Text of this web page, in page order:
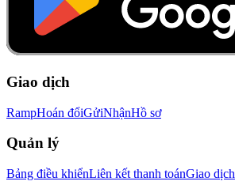
Giao dịch
RampHoán đổiGửiNhậnHồ sơ
Quản lý
Bảng điều khiểnLiên kết thanh toánGiao dịch